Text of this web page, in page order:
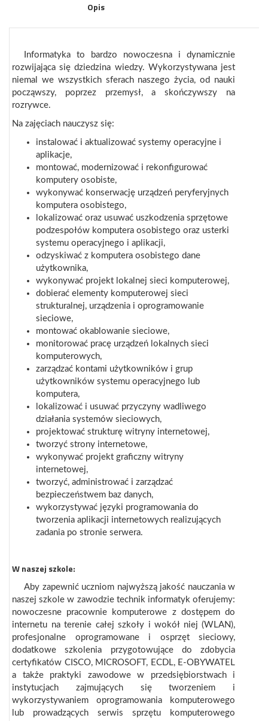
Opis
Informatyka to bardzo nowoczesna i dynamicznie
rozwijająca się dziedzina wiedzy. Wykorzystywana jest
niemal we wszystkich sferach naszego życia, od nauki
począwszy, poprzez przemysł, a skończywszy na
rozrywce.
Na zajęciach nauczysz się:
instalować i aktualizować systemy operacyjne i
aplikacje,
montować, modernizować i rekonfigurować
komputery osobiste,
wykonywać konserwację urządzeń peryferyjnych
komputera osobistego,
lokalizować oraz usuwać uszkodzenia sprzętowe
podzespołów komputera osobistego oraz usterki
systemu operacyjnego i aplikacji,
odzyskiwać z komputera osobistego dane
użytkownika,
wykonywać projekt lokalnej sieci komputerowej,
dobierać elementy komputerowej sieci
strukturalnej, urządzenia i oprogramowanie
sieciowe,
montować okablowanie sieciowe,
monitorować pracę urządzeń lokalnych sieci
komputerowych,
zarządzać kontami użytkowników i grup
użytkowników systemu operacyjnego lub
komputera,
lokalizować i usuwać przyczyny wadliwego
działania systemów sieciowych,
projektować strukturę witryny internetowej,
tworzyć strony internetowe,
wykonywać projekt graficzny witryny
internetowej,
tworzyć, administrować i zarządzać
bezpieczeństwem baz danych,
wykorzystywać języki programowania do
tworzenia aplikacji internetowych realizujących
zadania po stronie serwera.
W naszej szkole:
Aby zapewnić uczniom najwyższą jakość nauczania w
naszej szkole w zawodzie technik informatyk oferujemy:
nowoczesne pracownie komputerowe z dostępem do
internetu na terenie całej szkoły i wokół niej (WLAN),
profesjonalne oprogramowane i osprzęt sieciowy,
dodatkowe szkolenia przygotowujące do zdobycia
certyfikatów CISCO, MICROSOFT, ECDL, E-OBYWATEL
a także praktyki zawodowe w przedsiębiorstwach i
instytucjach zajmujących się tworzeniem i
wykorzystywaniem oprogramowania komputerowego
lub prowadzących serwis sprzętu komputerowego